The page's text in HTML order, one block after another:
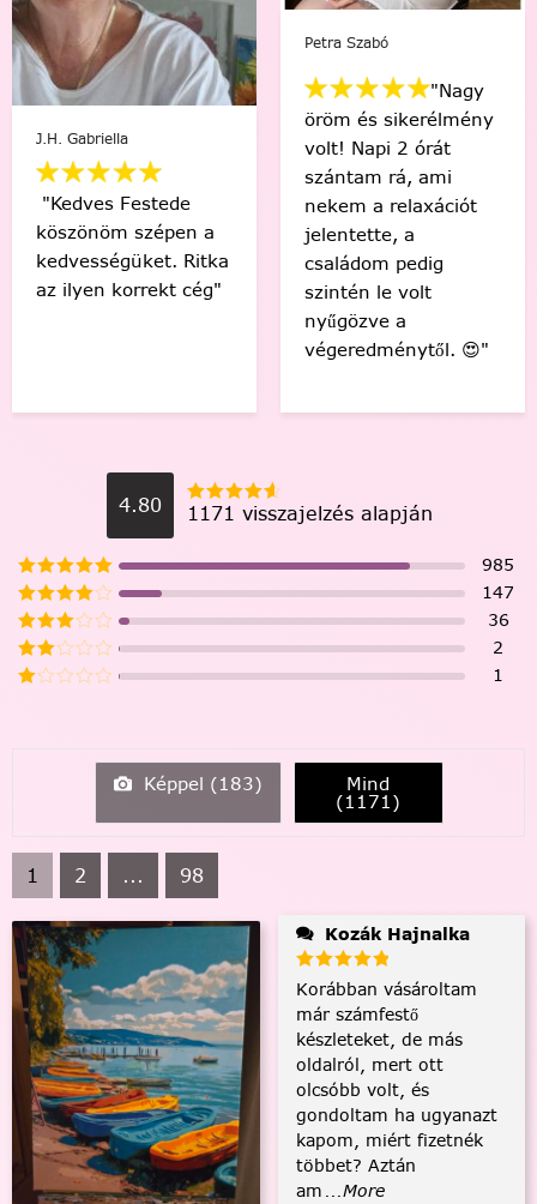
Viki Vas-Lukács
"Kedvenc egyéni
számfestőmmel 🥰
tökéletes lett,
élmény volt minden
egyes ecsetvonás!
Köszönöm Festede!
Mikus Bernadett
"Minden percében
egy igazi festő
“művésznek”
éreztem magam.
Soha nem hittem
volna, hogy egy ilyen
alkotást festéssel
meg tudok csinálni.
🙂"
4.80 1171 visszajelzés alapján
985
147
36
2
1
Képpel (183) Mind
(1171)
1 2 ... 98
Kozák Hajnalka
Korábban vásároltam
már számfestő
készleteket, de más
oldalról, mert ott
olcsóbb volt, és
gondoltam ha ugyanazt
kapom, miért fizetnék
többet? Aztán
am ...More